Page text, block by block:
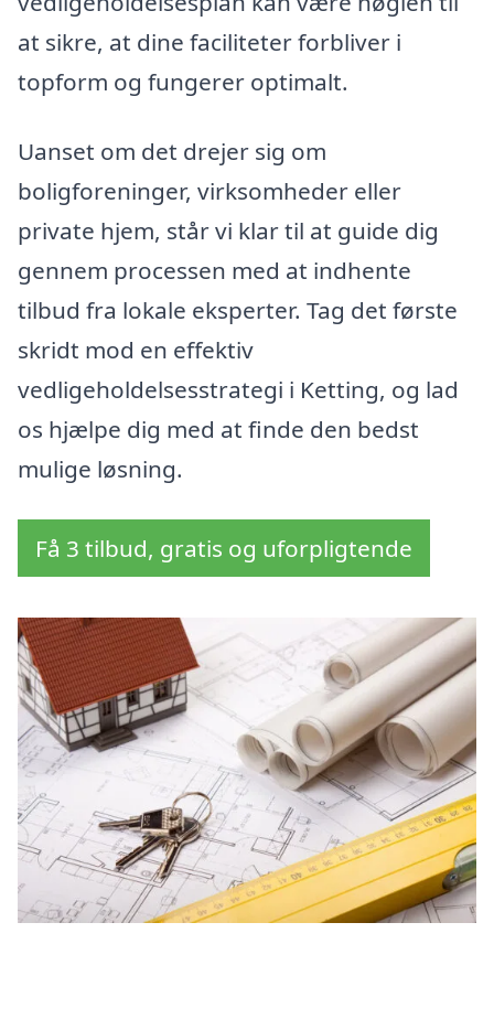
at sikre, at dine faciliteter forbliver i
topform og fungerer optimalt.
Uanset om det drejer sig om
boligforeninger, virksomheder eller
private hjem, står vi klar til at guide dig
gennem processen med at indhente
tilbud fra lokale eksperter. Tag det første
skridt mod en effektiv
vedligeholdelsesstrategi i Ketting, og lad
os hjælpe dig med at finde den bedst
mulige løsning.
Få 3 tilbud, gratis og uforpligtende